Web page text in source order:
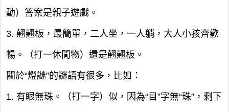
動）答案是親子遊戲。
3. 翹翹板，最簡單，二人坐，一人躺，大人小孩齊歡
暢。（打一休閒物）還是翹翹板。
關於“燈謎”的謎語有很多，比如：
1. 有眼無珠。（打一字）似，因為“目”字無“珠”，剩下